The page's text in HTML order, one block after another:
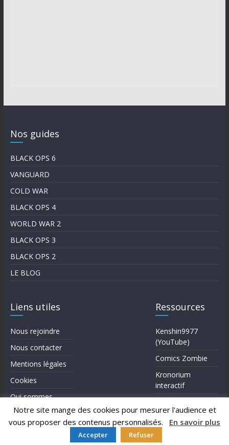
Notre site mange des cookies pour mesurer l'audience et
vous proposer des contenus personnalisés. En savoir plus
Accepter Refuser
Nos guides
BLACK OPS 6
VANGUARD
COLD WAR
BLACK OPS 4
WORLD WAR 2
BLACK OPS 3
BLACK OPS 2
LE BLOG
Liens utiles
Nous rejoindre
Nous contacter
Mentions légales
Cookies
Qui sommes-
nous?
Ressources
Kenshin9977
(YouTube)
Comics Zombie
Kronorium
interactif